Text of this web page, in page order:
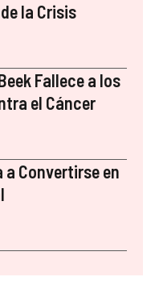
la Crisis
Fallece a los
el Cáncer
a Convertirse en